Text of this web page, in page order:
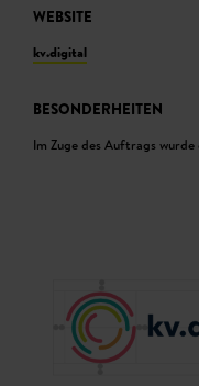
WEBSITE
kv.digital
BESONDERHEITEN
Im Zuge des Auftrags